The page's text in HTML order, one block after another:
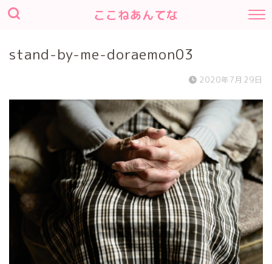
ここねあんてな
stand-by-me-doraemon03
2020年7月29日